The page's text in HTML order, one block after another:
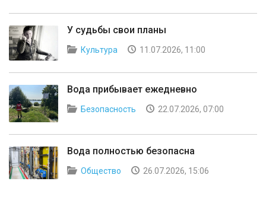
У судьбы свои планы
Культура 11.07.2026, 11:00
Вода прибывает ежедневно
Безопасность 22.07.2026, 07:00
Вода полностью безопасна
Общество 26.07.2026, 15:06